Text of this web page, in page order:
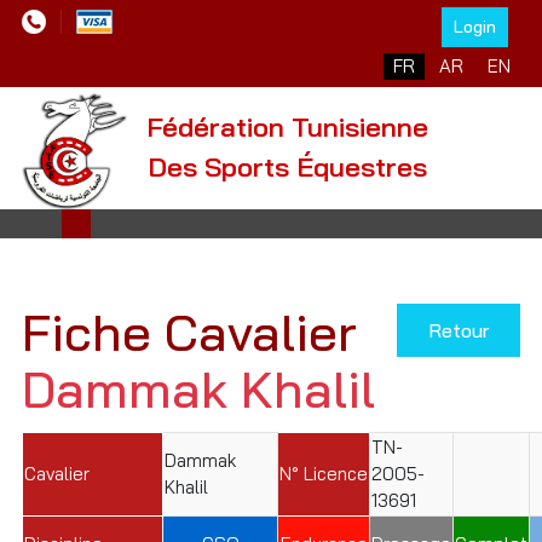
Login
Sélectionnez votre
FR AR EN
Fédération Tunisienne
Des Sports Équestres
Retour
Fiche Cavalier
Dammak Khalil
Cavalier
Dammak
Khalil
N° Licence
TN-
2005-
13691